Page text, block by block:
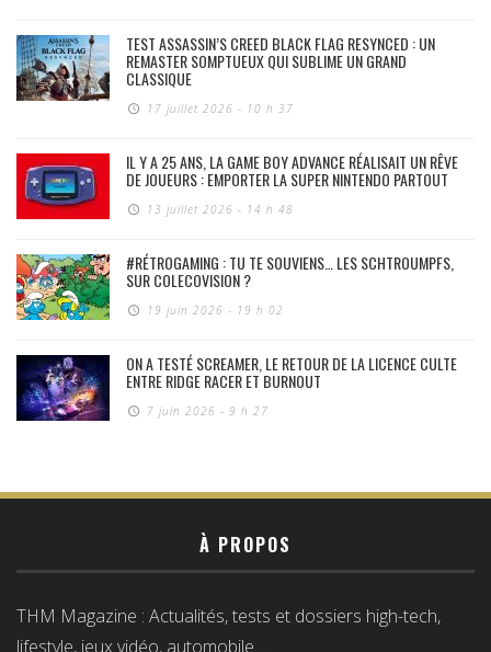
TEST ASSASSIN’S CREED BLACK FLAG RESYNCED : UN
REMASTER SOMPTUEUX QUI SUBLIME UN GRAND
CLASSIQUE
17 juillet 2026 - 10 h 37
IL Y A 25 ANS, LA GAME BOY ADVANCE RÉALISAIT UN RÊVE
DE JOUEURS : EMPORTER LA SUPER NINTENDO PARTOUT
13 juillet 2026 - 14 h 48
#RÉTROGAMING : TU TE SOUVIENS… LES SCHTROUMPFS,
SUR COLECOVISION ?
19 juin 2026 - 19 h 02
ON A TESTÉ SCREAMER, LE RETOUR DE LA LICENCE CULTE
ENTRE RIDGE RACER ET BURNOUT
7 juin 2026 - 9 h 27
À PROPOS
THM Magazine : Actualités, tests et dossiers high-tech,
lifestyle, jeux vidéo, automobile…